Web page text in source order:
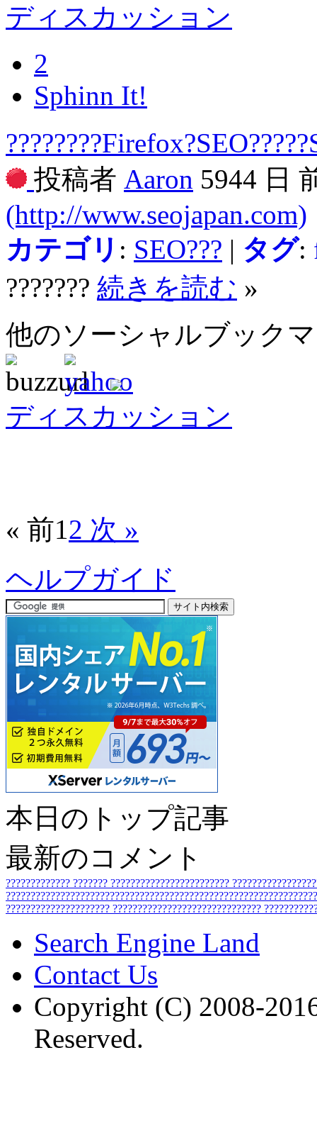
ディスカッション
2
Sphinn It!
投稿者 Aaron 5944 日
(http://www.seojapan.com)
カテゴリ : SEO??? | タグ:
??????? 続きを読む »
他のソーシャルブック
ディスカッション
« 前12 次 »
ヘルプガイド
本日のトップ記事
最新のコメント
????????????? ??????? ????????????????????????
????????????????????? ??????????????????????????????
Search Engine Land
Contact Us
Copyright (C) 2008-
Reserved.